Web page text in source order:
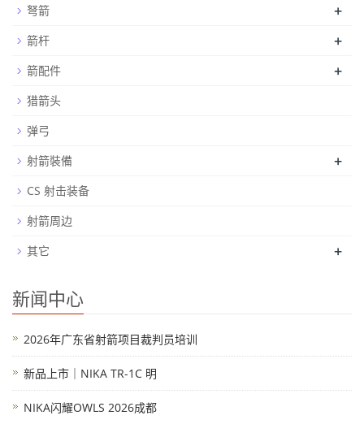
弩箭 +
箭杆 +
箭配件 +
猎箭头
弹弓
射箭裝備
+
CS 射击装备
射箭周边
其它
+
新闻中心
2026年广东省射箭项目裁判员培训
新品上市｜NIKA TR-1C 明
NIKA闪耀OWLS 2026成都